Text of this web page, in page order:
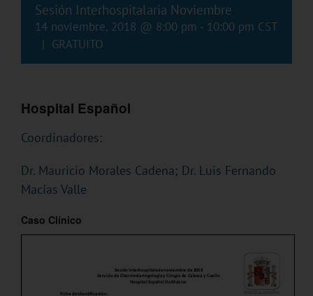
Sesión Interhospitalaria Noviembre
14 noviembre, 2018 @ 8:00 pm - 10:00 pm CST
| GRATUITO
Hospital Español
Coordinadores:
Dr. Mauricio Morales Cadena; Dr. Luis Fernando
Macías Valle
Caso Clínico